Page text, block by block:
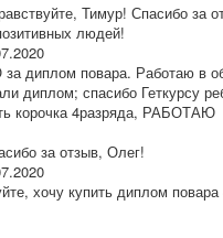
Тимур! Спасибо за
людей!
диплом повара. Работаю в
диплом; спасибо Геткурсу
корочка 4разряда, РАБОТАЮ
за отзыв, Олег!
хочу купить диплом